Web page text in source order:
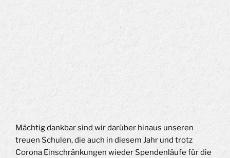
Mächtig dankbar sind wir darüber hinaus unseren
treuen Schulen, die auch in diesem Jahr und trotz
Corona Einschränkungen wieder Spendenläufe für die